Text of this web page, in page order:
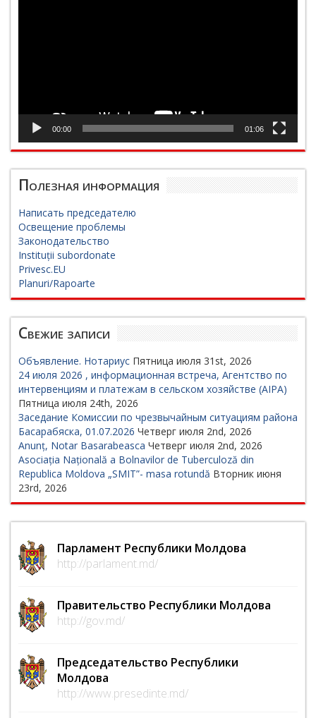
00:00 01:06
Полезная информация
Написать председателю
Освещение проблемы
Законодательство
Instituții subordonate
Privesc.EU
Planuri/Rapoarte
Свежие записи
Объявление. Нотариус Пятница июля 31st, 2026
24 июля 2026 , информационная встреча, Агентство по
интервенциям и платежам в сельском хозяйстве (AIPA)
Пятница июля 24th, 2026
Заседание Комиссии по чрезвычайным ситуациям района
Басарабяска, 01.07.2026 Четверг июля 2nd, 2026
Anunț, Notar Basarabeasca Четверг июля 2nd, 2026
Asociația Națională a Bolnavilor de Tuberculoză din
Republica Moldova „SMIT”- masa rotundă Вторник июня
23rd, 2026
Парламент Республики Молдова
http://parlament.md/
Правительство Республики Молдова
http://gov.md/
Председательство Республики
Молдова
http://www.presedinte.md/